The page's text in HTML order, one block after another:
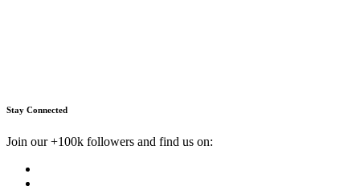
Stay Connected
Join our +100k followers and find us on: